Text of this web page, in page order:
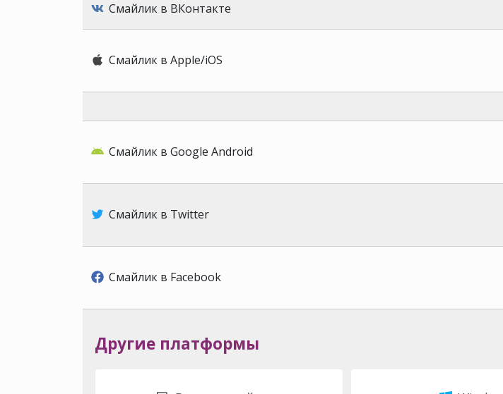
Смайлик в ВКонтакте
Смайлик в Apple/iOS
Смайлик в Google Android
Смайлик в Twitter
Смайлик в Facebook
Другие платформы